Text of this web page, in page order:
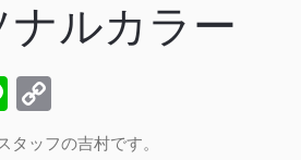
ナルカラー
Line
Link
タッフの吉村です。